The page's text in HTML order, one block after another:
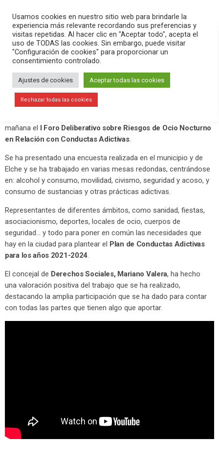
search menu pause PLAY
noviembre 7, 2020
I Foro Deliberativo sobre Ocio
Nocturno en relación con Conductas
Adictivas
mañana el I Foro Deliberativo sobre Riesgos de Ocio Nocturno
en Relación con Conductas Adictivas.
Se ha presentado una encuesta realizada en el municipio y de
Elche y se ha trabajado en varias mesas redondas, centrándose
en: alcohol y consumo, movilidad, civismo, seguridad y acoso, y
consumo de sustancias y otras prácticas adictivas.
Representantes de diferentes ámbitos, como sanidad, fiestas,
asociacionismo, deportes, locales de ocio, cuerpos de
seguridad… y todo para poner en común las necesidades que
hay en la ciudad para plantear el Plan de Conductas Adictivas
para los años 2021-2024
El concejal de Derechos Sociales, Mariano Valera, ha hecho
una valoración positiva del trabajo que se ha realizado,
destacando la amplia participación que se ha dado para contar
con todas las partes que tienen algo que aportar.
Usamos cookies en nuestro sitio web para brindarle la
experiencia más relevante recordando sus preferencias y
visitas repetidas. Al hacer clic en "Aceptar todo", acepta el
uso de TODAS las cookies. Sin embargo, puede visitar
"Configuración de cookies" para proporcionar un
consentimiento controlado.
Ajustes de cookies Aceptar todas las cookies
Rechazar todas las cookies